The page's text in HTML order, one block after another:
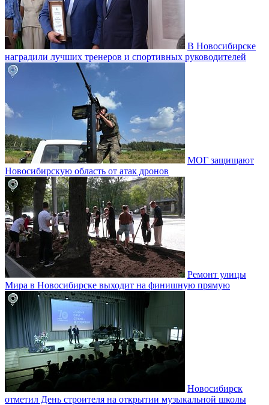
В Новосибирске
наградили лучших тренеров и спортивных руководителей
МОГ защищают
Новосибирскую область от атак дронов
Ремонт улицы
Мира в Новосибирске выходит на финишную прямую
Новосибирск
отметил День строителя на открытии музыкальной школы